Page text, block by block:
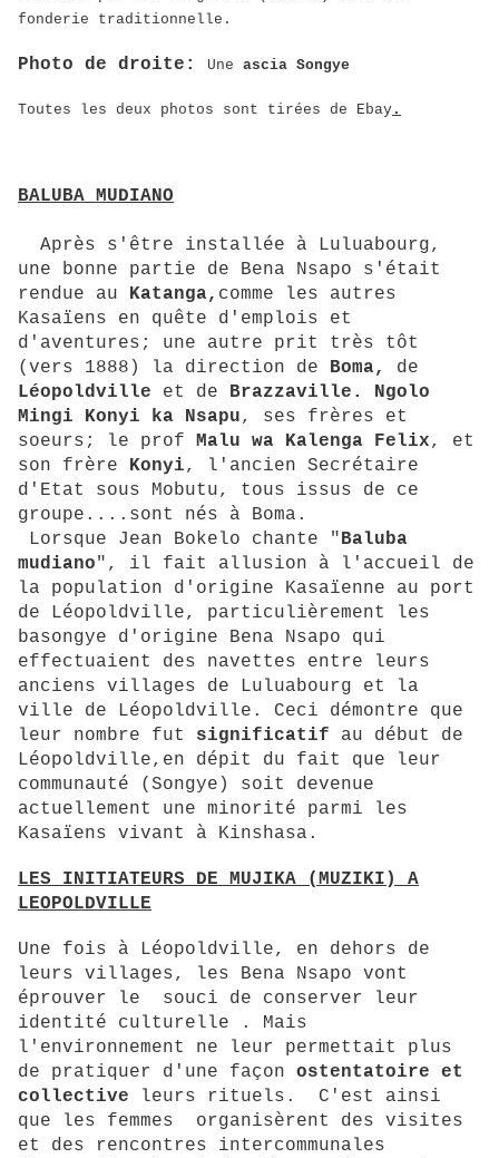
fonderie traditionnelle.
Photo de droite: Une ascia Songye
Toutes les deux photos sont tirées de Ebay .
BALUBA MUDIANO
Après s'être installée à Luluabourg,
une bonne partie de Bena Nsapo s'était
rendue au Katanga, comme les autres
Kasaïens en quête d'emplois et
d'aventures; une autre prit très tôt
(vers 1888) la direction de Boma,
de
Léopoldville et de Brazzaville.
Ngolo
Mingi
Konyi ka Nsapu, ses frères et
soeurs; le prof Malu wa Kalenga Felix, et
son frère Konyi, l'ancien Secrétaire
d'Etat sous Mobutu, tous issus de ce
groupe....sont nés à Boma.
Lorsque Jean Bokelo chante "Baluba
mudiano", il fait allusion à l'accueil de
la population d'origine Kasaïenne au port
de Léopoldville, particulièrement les
basongye d'origine Bena Nsapo qui
effectuaient des navettes entre leurs
anciens villages de Luluabourg et la
ville de Léopoldville. Ceci démontre que
leur nombre fut significatif au début de
Léopoldville,en dépit du fait que leur
communauté (Songye) soit devenue
actuellement une minorité parmi les
Kasaïens vivant à Kinshasa.
LES INITIATEURS DE MUJIKA (MUZIKI) A
LEOPOLDVILLE
Une fois à Léopoldville, en dehors de
leurs villages, les Bena Nsapo vont
éprouver le souci de conserver leur
identité culturelle . Mais
l'environnement ne leur permettait plus
de pratiquer d'une façon ostentatoire et
collective leurs rituels. C'est ainsi
que les femmes organisèrent des visites
et des rencontres intercommunales